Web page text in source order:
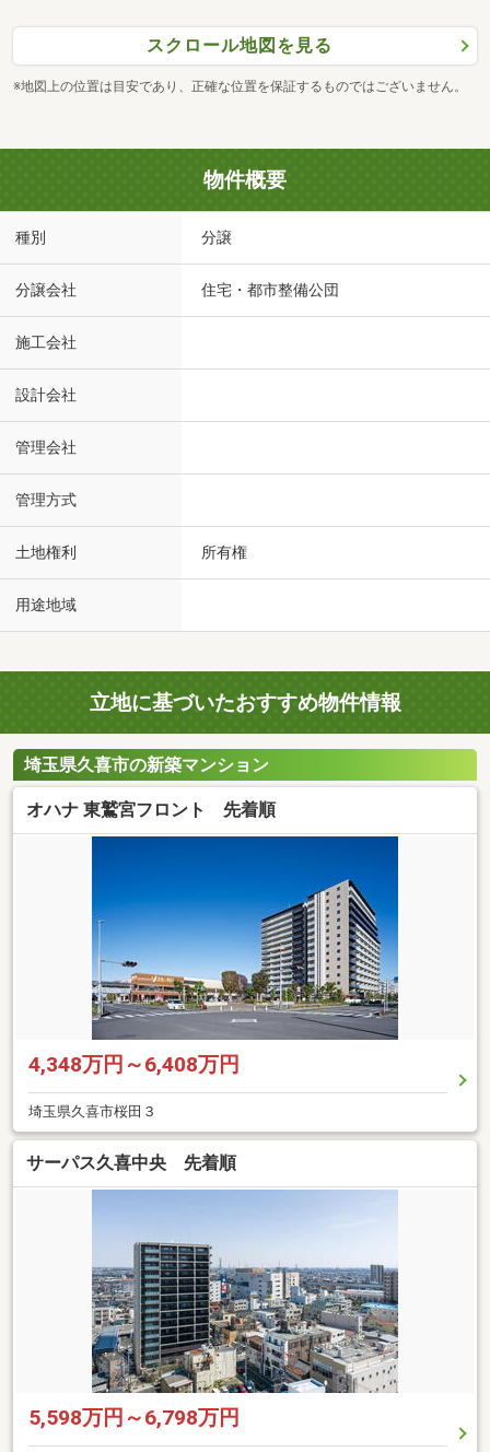
スクロール地図を見る
※地図上の位置は目安であり、正確な位置を保証するものではございません。
物件概要
種別 分譲
分譲会社 住宅・都市整備公団
施工会社
設計会社
管理会社
管理方式
土地権利 所有権
用途地域
立地に基づいたおすすめ物件情報
埼玉県久喜市の新築マンション
オハナ 東鷲宮フロント 先着順
4,348万円～6,408万円
埼玉県久喜市桜田３
サーパス久喜中央 先着順
5,598万円～6,798万円